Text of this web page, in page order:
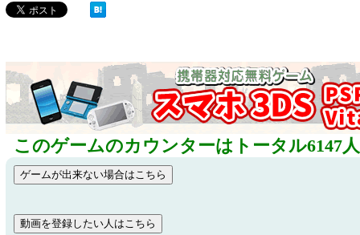
このゲームのカウンターはトータル6147